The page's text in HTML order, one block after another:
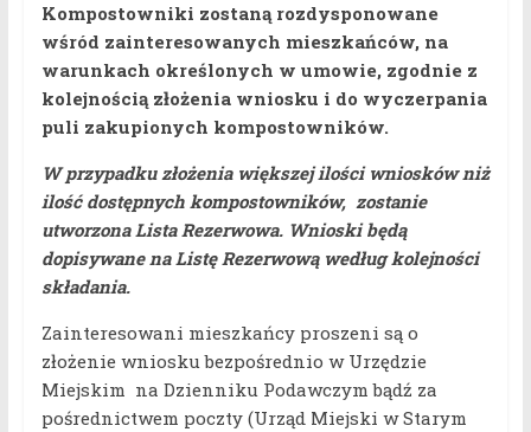
Kompostowniki zostaną rozdysponowane
wśród zainteresowanych mieszkańców, na
warunkach określonych w umowie, zgodnie z
kolejnością złożenia wniosku i do wyczerpania
puli zakupionych kompostowników.
W przypadku złożenia większej ilości wniosków niż
ilość dostępnych kompostowników, zostanie
utworzona Lista Rezerwowa. Wnioski będą
dopisywane na Listę Rezerwową według kolejności
składania.
Zainteresowani mieszkańcy proszeni są o
złożenie wniosku bezpośrednio w Urzędzie
Miejskim na Dzienniku Podawczym bądź za
pośrednictwem poczty (Urząd Miejski w Starym